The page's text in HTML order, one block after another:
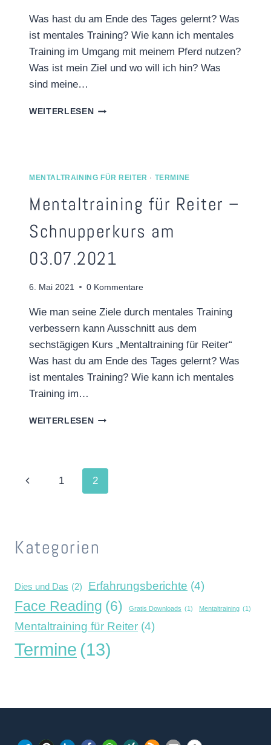
Was hast du am Ende des Tages gelernt? Was
ist mentales Training? Wie kann ich mentales
Training im Umgang mit meinem Pferd nutzen?
Was ist mein Ziel und wo will ich hin? Was
sind meine…
WEITERLESENMENTALTRAINING
17.07.2021
MENTALTRAINING FÜR REITER · TERMINE
Mentaltraining für Reiter –
Schnupperkurs am
03.07.2021
6. Mai 2021 0 Kommentare
Wie man seine Ziele durch mentales Training
verbessern kann Ausschnitt aus dem
sechstägigen Kurs „Mentaltraining für Reiter“
Was hast du am Ende des Tages gelernt? Was
ist mentales Training? Wie kann ich mentales
Training im…
WEITERLESENMENTALTRAINING
SCHNUPPERKURS
AM
03.07.2021
Seitennavigation
Vorherige
1 2
Kategorien
Dies und Das (2) Erfahrungsberichte (4)
Face Reading (6) Gratis Downloads (1) Mentaltraining (1)
Mentaltraining für Reiter (4)
Termine (13)